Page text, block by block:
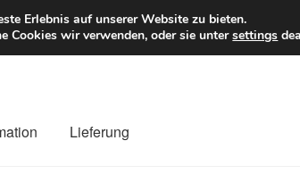
EUR
Lieferung
Erlebnis auf unserer Website zu bieten.
Cookies wir verwenden, oder sie untersettings